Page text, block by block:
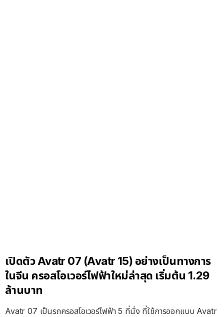
เปิดตัว Avatr 07 (Avatr 15) อย่างเป็นทางการ
ในจีน ครอสโอเวอร์ไฟฟ้าใหม่ล่าสุด เริ่มต้น 1.29
ล้านบาท
Avatr 07 เป็นรถครอสโอเวอร์ไฟฟ้า 5 ที่นั่ง ที่ใช้การออกแบบ Avatr